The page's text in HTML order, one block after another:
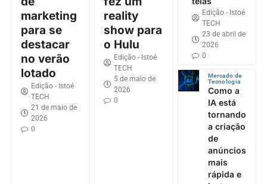
marketing
para se
destacar
no verão
lotado
Edição - Istoé
TECH
21 de maio de
2026
0
reality
show para
o Hulu
Edição - Istoé
TECH
5 de maio de
2026
0
Edição - Istoé
TECH
23 de abril de
2026
0
Mercado de
Tecnologia
Como a
IA está
tornando
a criação
de
anúncios
mais
rápida e